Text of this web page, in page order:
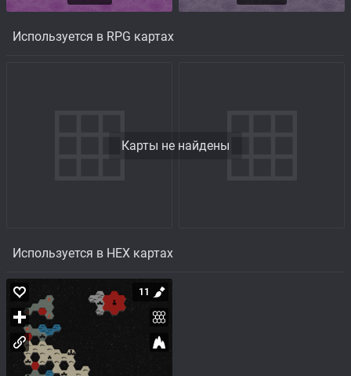
Используется в RPG картах
Карты не найдены
Используется в HEX картах
11